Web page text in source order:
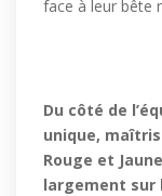
face à leur bête
Du côté de
unique,
Rouge et
largement sur